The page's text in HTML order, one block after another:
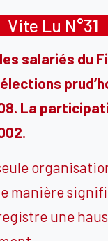
Vite Lu N°31
salariés du
La
manière
une